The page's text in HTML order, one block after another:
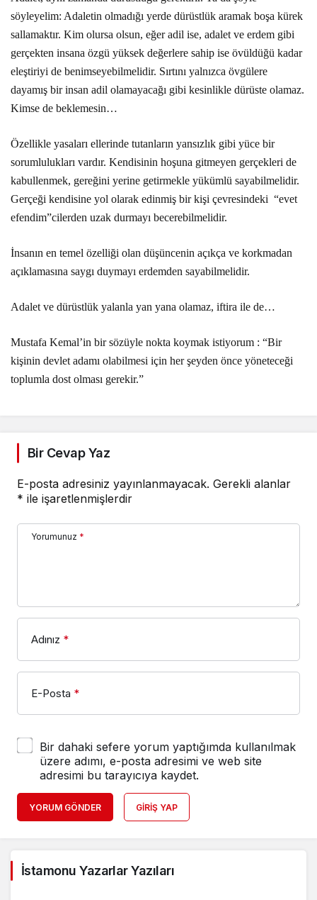
söyleyelim: Adaletin olmadığı yerde dürüstlük aramak boşa kürek
sallamaktır. Kim olursa olsun, eğer adil ise, adalet ve erdem gibi
gerçekten insana özgü yüksek değerlere sahip ise övüldüğü kadar
eleştiriyi de benimseyebilmelidir. Sırtını yalnızca övgülere
dayamış bir insan adil olamayacağı gibi kesinlikle dürüste olamaz.
Kimse de beklemesin…
Özellikle yasaları ellerinde tutanların yansızlık gibi yüce bir
sorumlulukları vardır. Kendisinin hoşuna gitmeyen gerçekleri de
kabullenmek, gereğini yerine getirmekle yükümlü sayabilmelidir.
Gerçeği kendisine yol olarak edinmiş bir kişi çevresindeki “evet
efendim”cilerden uzak durmayı becerebilmelidir.
İnsanın en temel özelliği olan düşüncenin açıkça ve korkmadan
açıklamasına saygı duymayı erdemden sayabilmelidir.
Adalet ve dürüstlük yalanla yan yana olamaz, iftira ile de…
Mustafa Kemal’in bir sözüyle nokta koymak istiyorum : “Bir
kişinin devlet adamı olabilmesi için her şeyden önce yöneteceği
toplumla dost olması gerekir.”
Bir Cevap Yaz
E-posta adresiniz yayınlanmayacak. Gerekli alanlar
* ile işaretlenmişlerdir
Yorumunuz *
Adınız *
E-Posta *
Bir dahaki sefere yorum yaptığımda kullanılmak
üzere adımı, e-posta adresimi ve web site
adresimi bu tarayıcıya kaydet.
YORUM GÖNDER GIRIŞ YAP
İstamonu Yazarlar Yazıları